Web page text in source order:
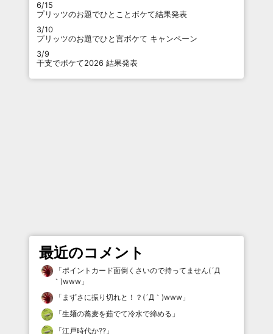
6/15
プリッツのお題でひとことボケて結果発表
3/10
プリッツのお題でひと言ボケて キャンペーン
3/9
干支でボケて2026 結果発表
最近のコメント
「ポイントカード面倒くさいので持ってません(´Д
｀)www 」
「 まずさに振り切れと！？(´Д｀)www 」
「生麺の蕎麦を茹でて冷水で締める 」
「江戸時代か⁇ 」